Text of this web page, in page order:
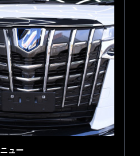
ュー